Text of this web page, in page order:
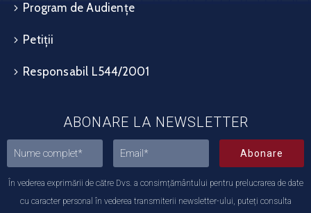
Program de Audiențe
Petiții
Responsabil L544/2001
ABONARE LA NEWSLETTER
Abonare
În vederea exprimării de către Dvs. a consimțământului pentru prelucrarea de date
cu caracter personal în vederea transmiterii newsletter-ului, puteți consulta